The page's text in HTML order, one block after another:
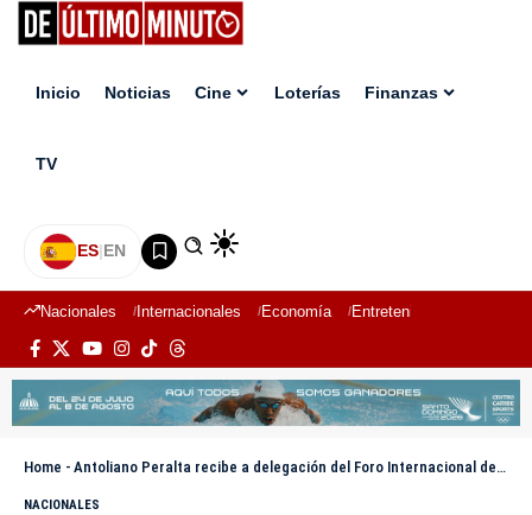
Inicio Noticias Cine Loterías Finanzas
TV
ES|EN
Nacionales Internacionales Economía Entretenimiento
Home - Antoliano Peralta recibe a delegación del Foro Internacional de Salud Mental y Sistema Penitenciario
NACIONALES